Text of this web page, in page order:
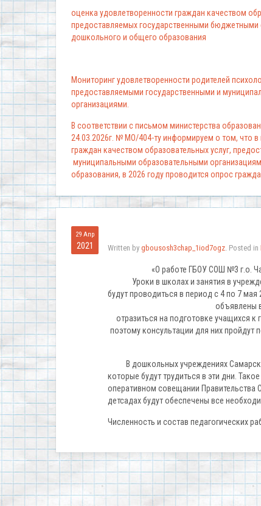
оценка удовлетворенности граждан качеством
предоставляемых государственными бюджетными
дошкольного и общего образования
Мониторинг удовлетворенности родителей
предоставляемыми государственными и
организациями.
В соответствии с письмом министерства
24.03.2026г. № МО/404-ту информируем о том, что в
граждан качеством образовательных услуг,
муниципальными образовательными
образования, в 2026 году проводится опрос
29 Апр
2021 Written by gbousosh3chap_1iod7ogz. Posted in
«О работе ГБОУ СОШ №3 г.о.
Уроки в школах и занятия в
будут проводиться в период с 4 по 7
объявлены
отразиться на подготовке учащихся
поэтому консультации для них пройдут
В дошкольных учреждениях
которые будут трудиться в эти дни.
оперативном совещании Правительства
детсадах будут обеспечены все
Численность и состав педагогических